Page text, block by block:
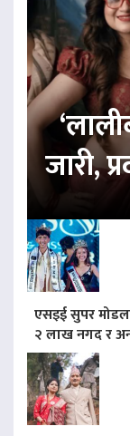
जारी,
एसइई सुपर
२ लाख नगद र